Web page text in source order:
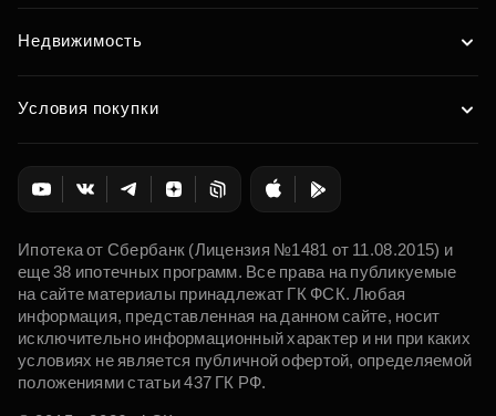
Недвижимость
Условия покупки
Ипотека от Сбербанк (Лицензия №1481 от 11.08.2015) и
еще 38 ипотечных программ. Все права на публикуемые
на сайте материалы принадлежат ГК ФСК. Любая
информация, представленная на данном сайте, носит
исключительно информационный характер и ни при каких
условиях не является публичной офертой, определяемой
положениями статьи 437 ГК РФ.